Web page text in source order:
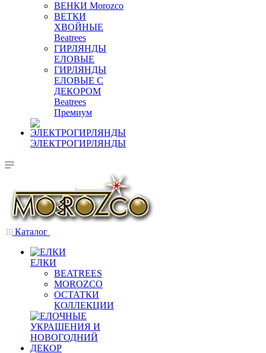
ВЕНКИ Morozco
ВЕТКИ
ХВОЙНЫЕ
Beatrees
ГИРЛЯНДЫ
ЕЛОВЫЕ
ГИРЛЯНДЫ
ЕЛОВЫЕ С
ДЕКОРОМ
Beatrees
Премиум
ЭЛЕКТРОГИРЛЯНДЫ
Каталог
ЕЛКИ
BEATREES
MOROZCO
ОСТАТКИ
КОЛЛЕКЦИИ